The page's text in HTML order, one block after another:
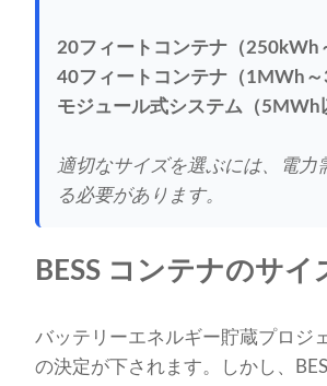
20フィートコンテナ（250kWh
40フィートコンテナ（1MWh～
モジュール式システム（5MWh
適切なサイズを選ぶには、電
る必要があります。
BESS コンテナのサ
バッテリーエネルギー貯蔵プロジ
の決定が下されます。しかし、